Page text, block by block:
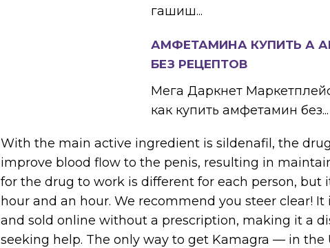
гашиш...
АМФЕТАМИНА КУПИТЬ А
БЕЗ РЕЦЕПТОВ
Мега Даркнет
как купить амфетамин без...
With the main active ingredient is sildenafil, the
improve blood flow to the penis, resulting in
for the drug to work is different for each person, but
hour and an hour. We recommend you steer clear!
and sold online without a prescription, making it a
seeking help. The only way to get Kamagra — in the